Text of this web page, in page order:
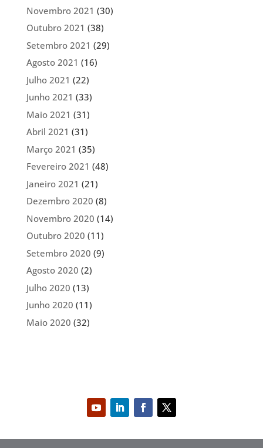
Novembro 2021 (30)
Outubro 2021 (38)
Setembro 2021 (29)
Agosto 2021 (16)
Julho 2021 (22)
Junho 2021 (33)
Maio 2021 (31)
Abril 2021 (31)
Março 2021 (35)
Fevereiro 2021 (48)
Janeiro 2021 (21)
Dezembro 2020 (8)
Novembro 2020 (14)
Outubro 2020 (11)
Setembro 2020 (9)
Agosto 2020 (2)
Julho 2020 (13)
Junho 2020 (11)
Maio 2020 (32)